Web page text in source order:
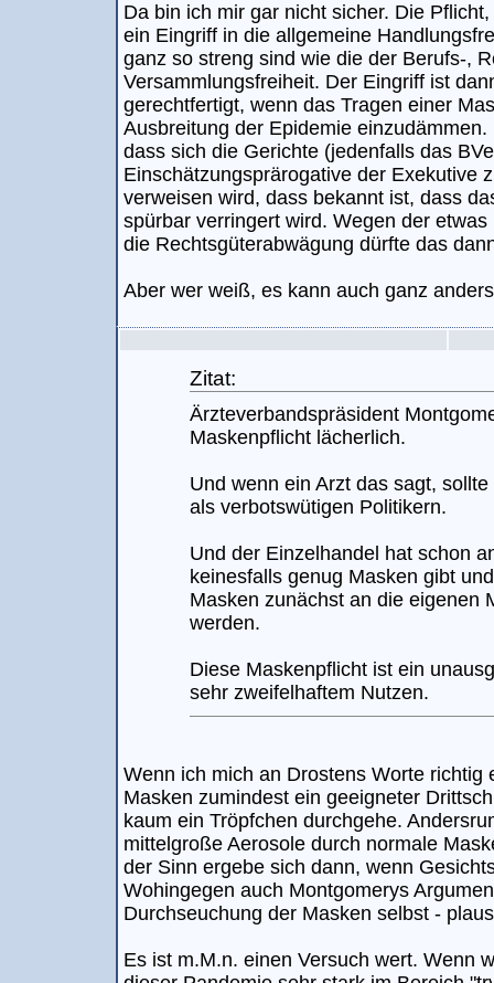
Da bin ich mir gar nicht sicher. Die
ein Eingriff in die allgemeine
ganz so streng sind wie die der Berufs-,
Versammlungsfreiheit. Der Eingriff ist
gerechtfertigt, wenn das Tragen einer
Ausbreitung der Epidemie
dass sich die Gerichte (jedenfalls das
Einschätzungsprärogative der Exekutive
verweisen wird, dass bekannt ist, dass
spürbar verringert wird. Wegen der
die Rechtsgüterabwägung dürfte das
Aber wer weiß, es kann auch ganz
Zitat:
Ärzteverbandspräsident
Maskenpflicht lächerlich.
Und wenn ein Arzt das sagt,
als verbotswütigen Politikern.
Und der Einzelhandel hat schon
keinesfalls genug Masken gibt
Masken zunächst an die eigenen
werden.
Diese Maskenpflicht ist ein
sehr zweifelhaftem Nutzen.
Wenn ich mich an Drostens Worte richtig
Masken zumindest ein geeigneter
kaum ein Tröpfchen durchgehe.
mittelgroße Aerosole durch normale
der Sinn ergebe sich dann, wenn
Wohingegen auch Montgomerys
Durchseuchung der Masken selbst -
Es ist m.M.n. einen Versuch wert. Wenn